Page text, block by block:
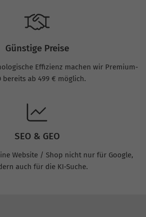
Günstige Preise
Effizienz machen wir Premium-
bereits ab 499 € möglich.
SEO & GEO
Website / Shop nicht nur für Google,
auch für die KI-Suche.